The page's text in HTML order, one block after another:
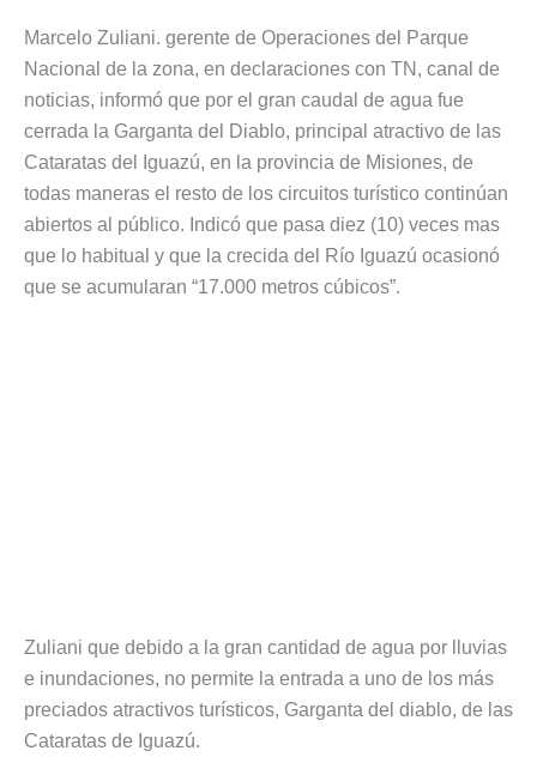
Marcelo Zuliani. gerente de Operaciones del Parque
Nacional de la zona, en declaraciones con TN, canal de
noticias, informó que por el gran caudal de agua fue
cerrada la Garganta del Diablo, principal atractivo de las
Cataratas del Iguazú, en la provincia de Misiones, de
todas maneras el resto de los circuitos turístico continúan
abiertos al público. Indicó que pasa diez (10) veces mas
que lo habitual y que la crecida del Río Iguazú ocasionó
que se acumularan “17.000 metros cúbicos”.
Zuliani que debido a la gran cantidad de agua por lluvias
e inundaciones, no permite la entrada a uno de los más
preciados atractivos turísticos, Garganta del diablo, de las
Cataratas de Iguazú.